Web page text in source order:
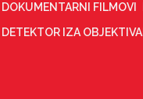
DOKUMENTARNI FILMOVI
DETEKTOR IZA OBJEKTIVA